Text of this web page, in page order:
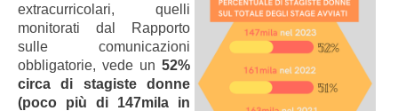
extracurricolari, quelli
monitorati dal Rapporto
sulle comunicazioni
obbligatorie, vede un 52%
circa di stagiste donne
(poco più di 147mila in